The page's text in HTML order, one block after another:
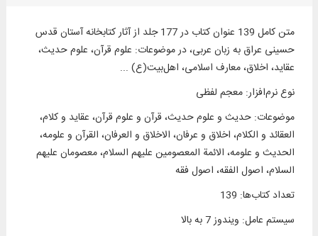
متن کامل 139 عنوان کتاب در 177 جلد از آثار کتابخانه آستان قدس
حسینی عراق به زبان عربی، در موضوعات: علوم قرآن، علوم حدیث،
عقاید، اخلاق، معارف اسلامی، اهل‌بیت(ع) ...
نوع نرم‌افزار:معجم لفظی
موضوعات:حدیث و علوم حدیث، قرآن و علوم قرآن، عقاید و كلام،
العقائد و الكلام، اخلاق و عرفان، الاخلاق و العرفان، القرآن و علومه،
الحديث و علومه، الائمة المعصومين عليهم السلام، معصومان علیهم
السلام، اصول الفقه، اصول فقه
تعداد کتاب‌ها:
139
سیستم عامل: ویندوز 7 به بالا